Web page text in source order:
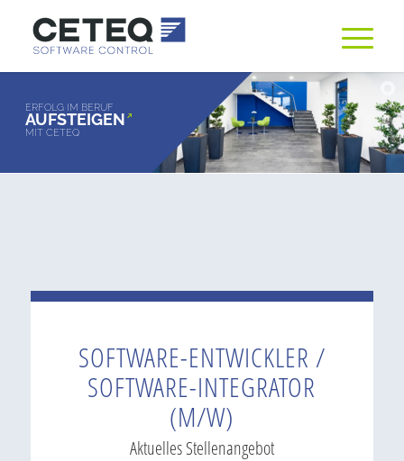
MIT CETEQ
AUFSTEIGEN
ERFOLG IM BERUF
SOFTWARE-ENTWICKLER /
SOFTWARE-INTEGRATOR
(M/W)
Aktuelles Stellenangebot